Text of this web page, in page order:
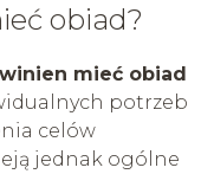
obiad?
mieć obiad
potrzeb
celów
jednak ogólne